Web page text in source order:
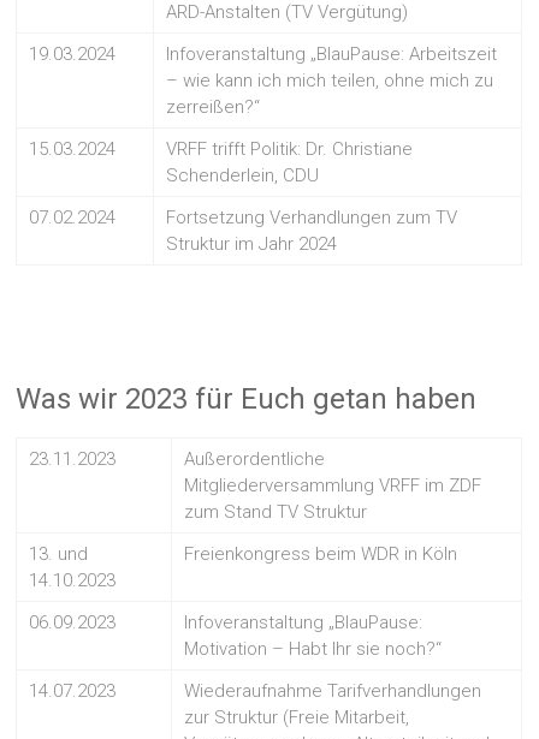
ARD-Anstalten (TV Vergütung)
19.03.2024
Infoveranstaltung „BlauPause: Arbeitszeit
– wie kann ich mich teilen, ohne mich zu
zerreißen?“
15.03.2024
VRFF trifft Politik: Dr. Christiane
Schenderlein, CDU
07.02.2024
Fortsetzung Verhandlungen zum TV
Struktur im Jahr 2024
Was wir 2023 für Euch getan haben
23.11.2023
Außerordentliche
Mitgliederversammlung VRFF im ZDF
zum Stand TV Struktur
13. und
14.10.2023
Freienkongress beim WDR in Köln
06.09.2023
Infoveranstaltung „BlauPause:
Motivation – Habt Ihr sie noch?“
14.07.2023
Wiederaufnahme Tarifverhandlungen
zur Struktur (Freie Mitarbeit,